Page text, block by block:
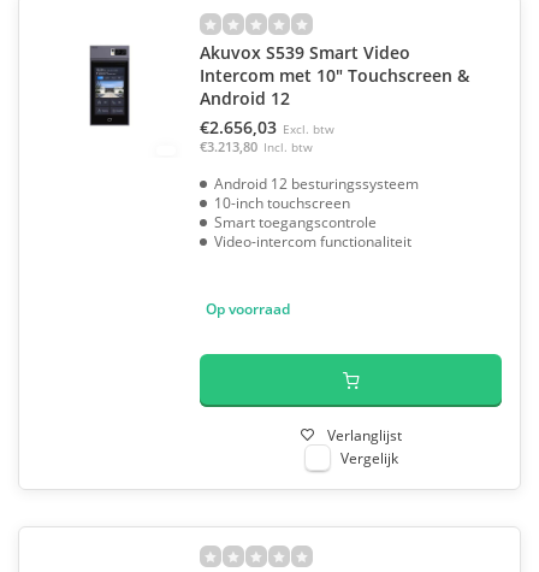
Akuvox S539 Smart Video
Intercom met 10" Touchscreen &
Android 12
€2.656,03 Excl. btw
€3.213,80 Incl. btw
Android 12 besturingssysteem
10-inch touchscreen
Smart toegangscontrole
Video-intercom functionaliteit
Op voorraad
Verlanglijst
Vergelijk